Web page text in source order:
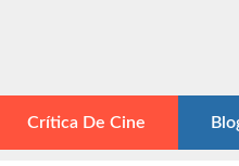
Crítica De Cine